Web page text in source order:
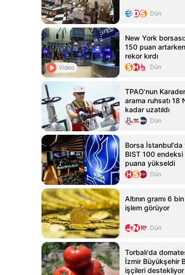
Dün
Video
New York
150 puan
rekor kırdı
Dün
TPAO'nun
arama ruhsatı 18
kadar uzatıldı
Dün
Borsa İstanbul'da
BIST 100 endeksi
puana yükseldi
Dün
Altının gramı 6
işlem görüyor
Dün
Torbalı'da
İzmir Büyükşehir
işçileri destekliyor